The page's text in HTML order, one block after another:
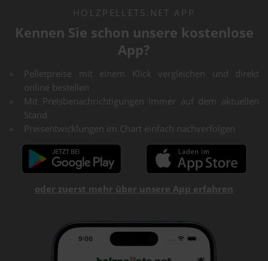
HOLZPELLETS.NET APP
Kennen Sie schon unsere kostenlose
App?
Pelletpreise mit einem Klick vergleichen und direkt
online bestellen
Mit Preisbenachrichtigungen immer auf dem aktuellen
Stand
Preisentwicklungen im Chart einfach nachverfolgen
oder zuerst mehr über unsere App erfahren